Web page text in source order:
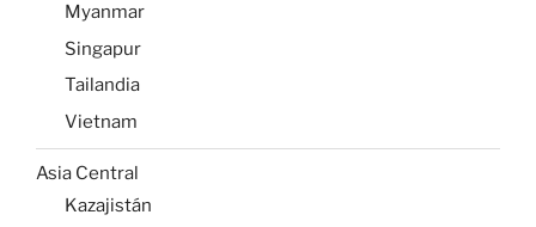
Myanmar
Singapur
Tailandia
Vietnam
Asia Central
Kazajistán